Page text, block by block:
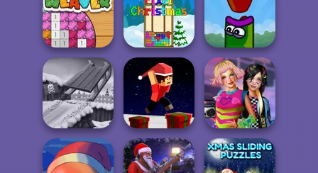
Bouncing Chick
Organization
Princess
Fish Stab Getting
Big
Beaver Weaver Pixel Christmas Apple Worm